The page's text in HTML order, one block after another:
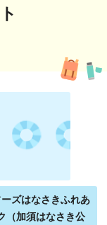
ズはなさきふれあ
（加須はなさき公